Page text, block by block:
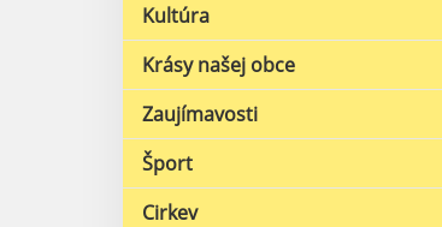
Kultúra
Krásy našej obce
Zaujímavosti
Šport
Cirkev
týždeň
Čítať ďalej